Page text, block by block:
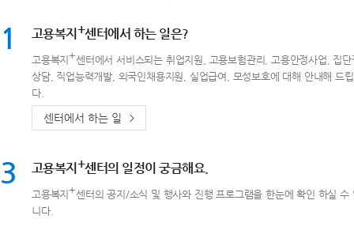
1 고용복지 +센터에서 하는 일은?
고용복지+센터에서 서비스되는 취업지원, 고용보험관리, 고용안정사업, 집단
상담, 직업능력개발, 외국인채용지원, 실업급여, 모성보호에 대해 안내해 드
다.
센터에서 하는 일
3 고용복지 +센터의 일정이 궁금해요.
고용복지+센터의 공지/소식 및 행사와 진행 프로그램을 한눈에 확인 하실 수
니다.